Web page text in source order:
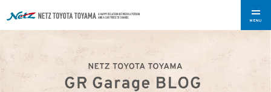
MENU
Jun 1, 2018